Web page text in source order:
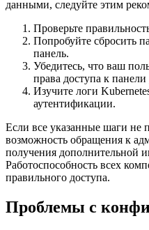
данными, следуйте этим
Проверьте
Попробуйте сбросить
панель.
Убедитесь, что ваш
права доступа к
Изучите логи
аутентификации.
Если все указанные шаги не
возможность обращения к
получения дополнительной
Работоспособность всех
правильного доступа.
Проблемы с